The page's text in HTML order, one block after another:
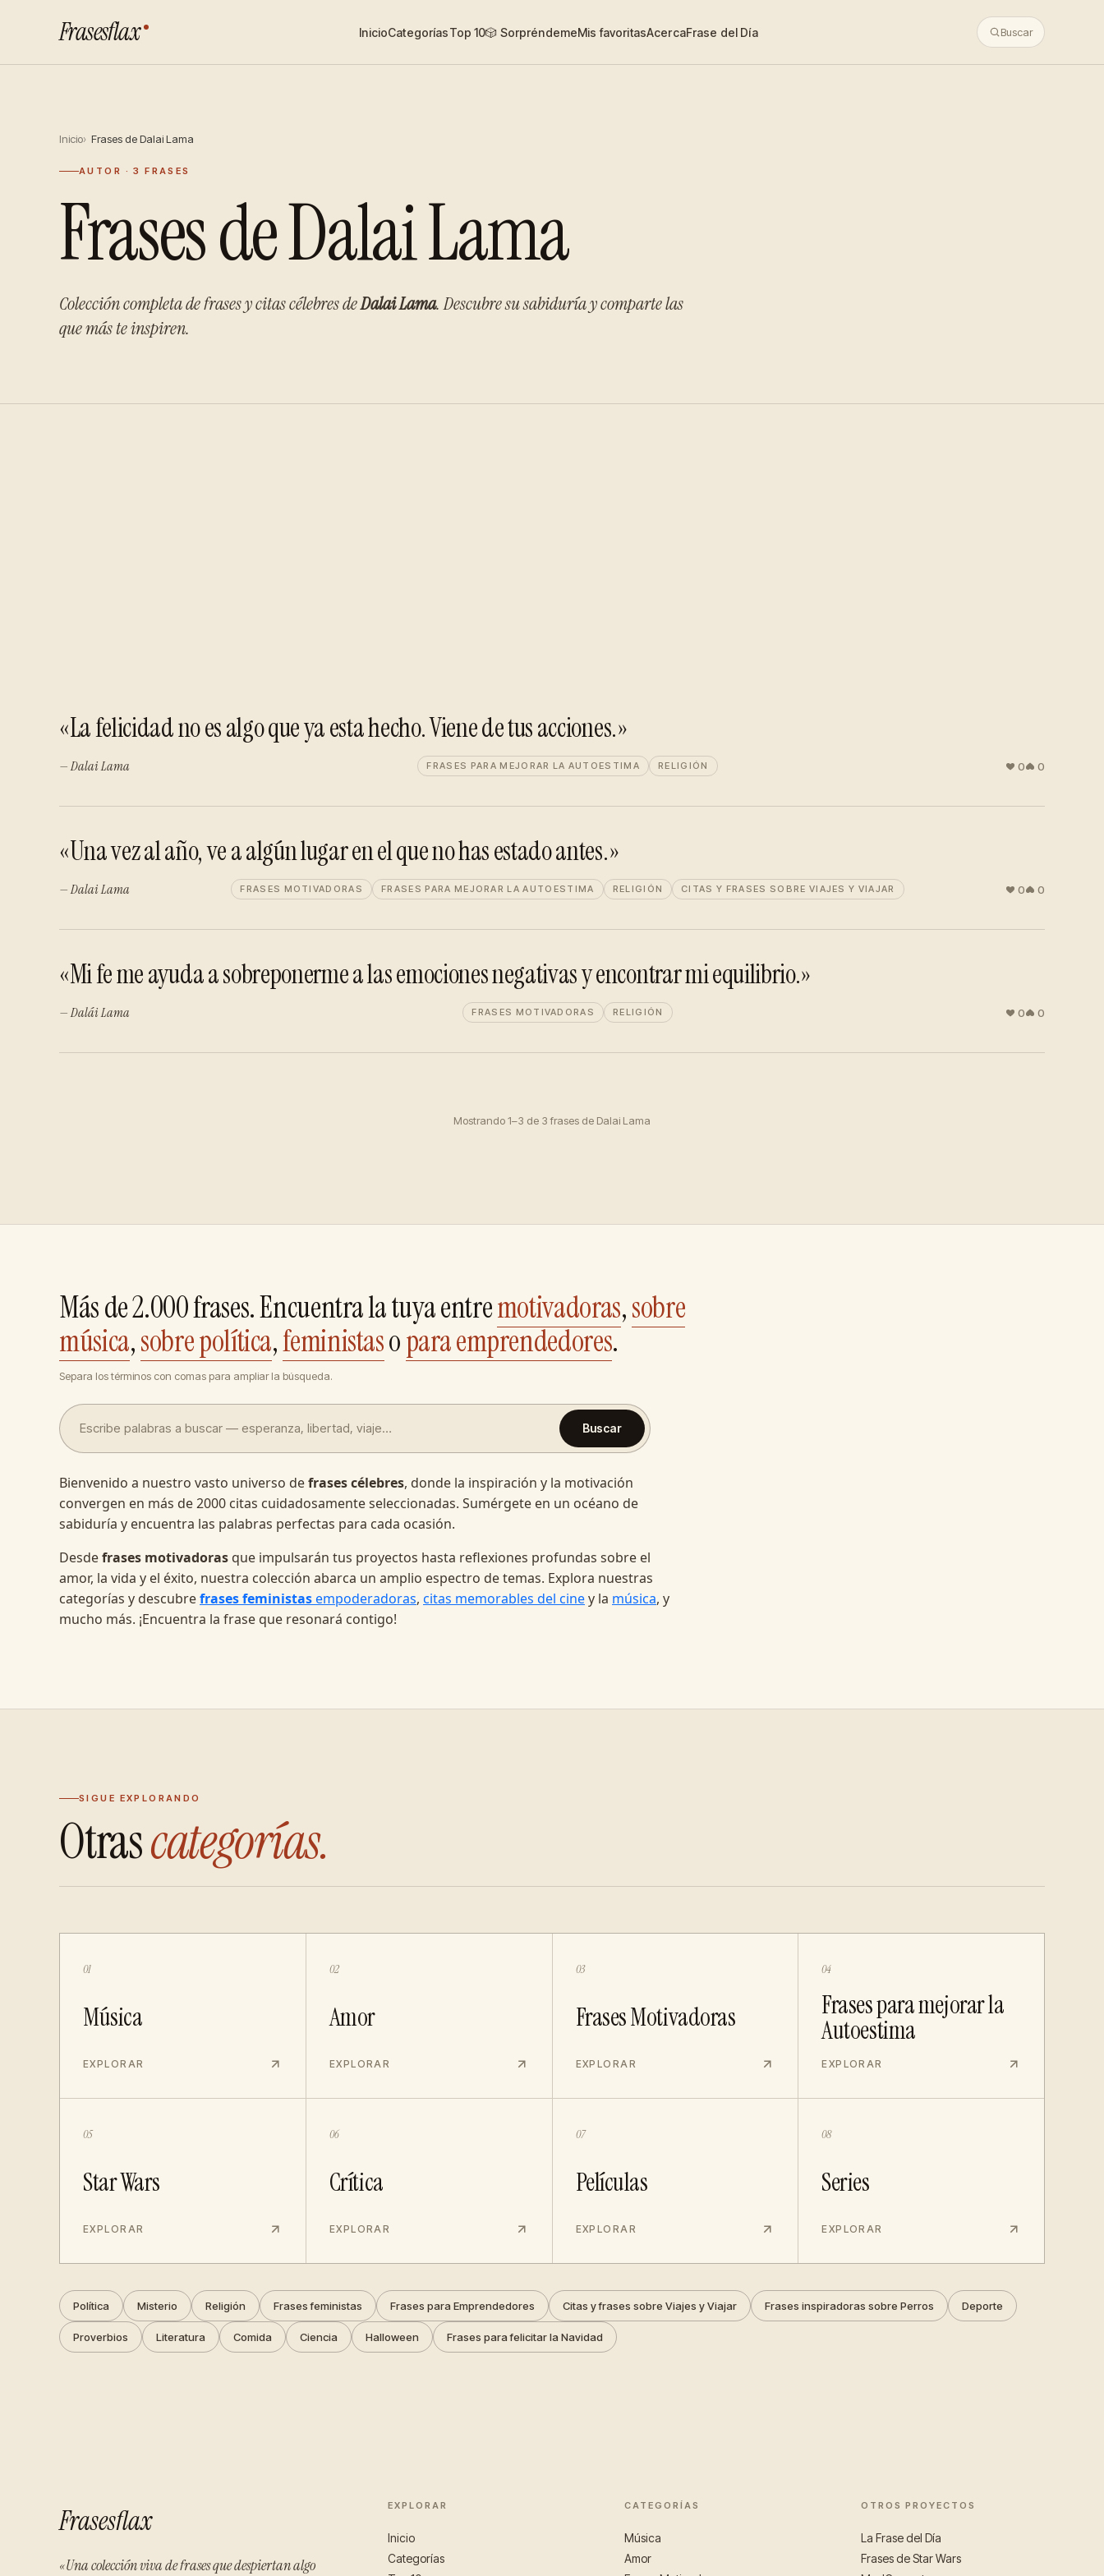
Frasesflax InicioCategoríasTop 10🎲 SorpréndemeMis favoritasAcercaFrase del Día Buscar
Inicio Frases de Dalai Lama
AUTOR · 3 FRASES
Frases de Dalai Lama
Colección completa de frases y citas célebres deDalai Lama. Descubre su sabiduría y comparte las
que más te inspiren.
«La felicidad no es algo que ya esta hecho. Viene de tus acciones.»
— Dalai Lama FRASES PARA MEJORAR LA AUTOESTIMA RELIGIÓN 0 0
«Una vez al año, ve a algún lugar en el que no has estado antes.»
— Dalai Lama FRASES MOTIVADORAS FRASES PARA MEJORAR LA AUTOESTIMA RELIGIÓN CITAS Y FRASES SOBRE VIAJES Y VIAJAR 0 0
«Mi fe me ayuda a sobreponerme a las emociones negativas y encontrar mi equilibrio.»
— Dalái Lama FRASES MOTIVADORAS RELIGIÓN 0 0
Mostrando 1–3 de 3 frases de Dalai Lama
Más de 2.000 frases. Encuentra la tuya entremotivadoras,sobre
música,sobre política,feministasopara emprendedores.
Separa los términos con comas para ampliar la búsqueda.
Buscar
Bienvenido a nuestro vasto universo defrases célebres, donde la inspiración y la motivación
convergen en más de 2000 citas cuidadosamente seleccionadas. Sumérgete en un océano de
sabiduría y encuentra las palabras perfectas para cada ocasión.
Desdefrases motivadoras que impulsarán tus proyectos hasta reflexiones profundas sobre el
amor, la vida y el éxito, nuestra colección abarca un amplio espectro de temas. Explora nuestras
categorías y descubrefrases feministasempoderadoras, citas memorables del ciney la música, y
mucho más. ¡Encuentra la frase que resonará contigo!
SIGUE EXPLORANDO
Otrascategorías.
01
Música
EXPLORAR
02
Amor
EXPLORAR
03
Frases Motivadoras
EXPLORAR
04
Frases para mejorar la
Autoestima
EXPLORAR
05
Star Wars
EXPLORAR
06
Crítica
EXPLORAR
07
Películas
EXPLORAR
08
Series
EXPLORAR
Política Misterio Religión Frases feministas Frases para Emprendedores Citas y frases sobre Viajes y Viajar Frases inspiradoras sobre Perros Deporte
Proverbios Literatura Comida Ciencia Halloween Frases para felicitar la Navidad
Frasesflax
«Una colección viva de frases que despiertan algo
EXPLORAR
Inicio
Categorías
CATEGORÍAS
Música
Amor
OTROS PROYECTOS
La Frase del Día
Frases de Star Wars